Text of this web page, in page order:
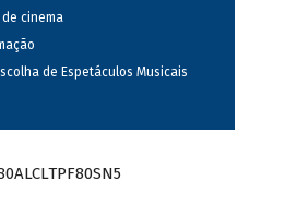
cinema
de Espetáculos Musicais